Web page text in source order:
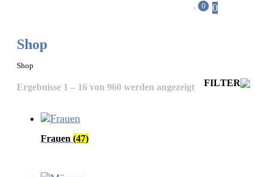
0 0
Shop
Shop
Ergebnisse 1 – 16 von 960 werden angezeigtNachFILTER
Frauen (47)